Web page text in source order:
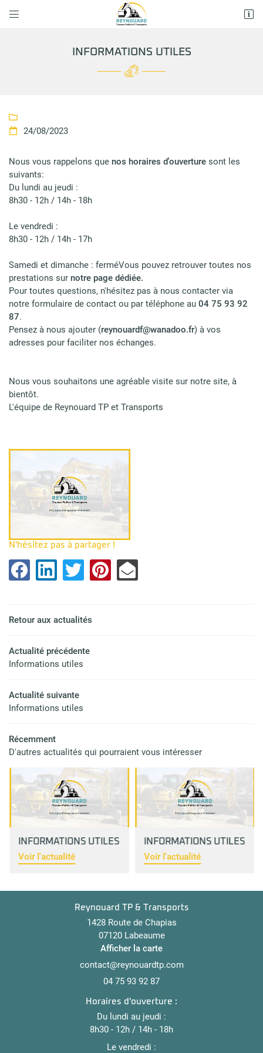

Accueil
& Assainissement
publics
Extérieur
engins
Contact


En cochant cette case, vous consentez à recevoir nos propositions
INFORMATIONS UTILES


24/08/2023
Nous vous rappelons que nos horaires d'ouverture sont les
suivants:
Du lundi au jeudi :
8h30 - 12h / 14h - 18h
Le vendredi :
8h30 - 12h / 14h - 17h
Samedi et dimanche : ferméVous pouvez retrouver toutes nos
prestations sur notre page dédiée.
Pour toutes questions, n'hésitez pas à nous contacter via
notre formulaire de contact ou par téléphone au 04 75 93 92
87.
Pensez à nous ajouter (reynouardf@wanadoo.fr) à vos
adresses pour faciliter nos échanges.
Nous vous souhaitons une agréable visite sur notre site, à
bientôt.
L'équipe de Reynouard TP et Transports
N'hésitez pas à partager !
Retour aux actualités
Actualité précédente
Informations utiles
Actualité suivante
Informations utiles
Récemment
D'autres actualités qui pourraient vous intéresser
INFORMATIONS UTILES
Voir l'actualité
INFORMATIONS UTILES
Voir l'actualité
Reynouard TP & Transports
1428 Route de Chapias
07120 Labeaume
Afficher la carte
04 75 93 92 87
Horaires d'ouverture :
Du lundi au jeudi :
8h30 - 12h / 14h - 18h
Le vendredi :